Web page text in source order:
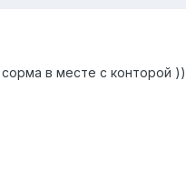
сорма в месте с